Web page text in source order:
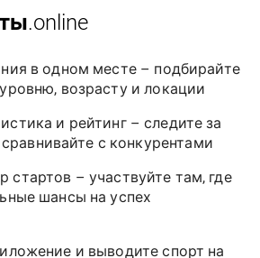
.online
в одном месте – подбирайте
возрасту и локации
и рейтинг – следите за
с конкурентами
стартов – участвуйте там, где
шансы на успех
и выводите спорт на